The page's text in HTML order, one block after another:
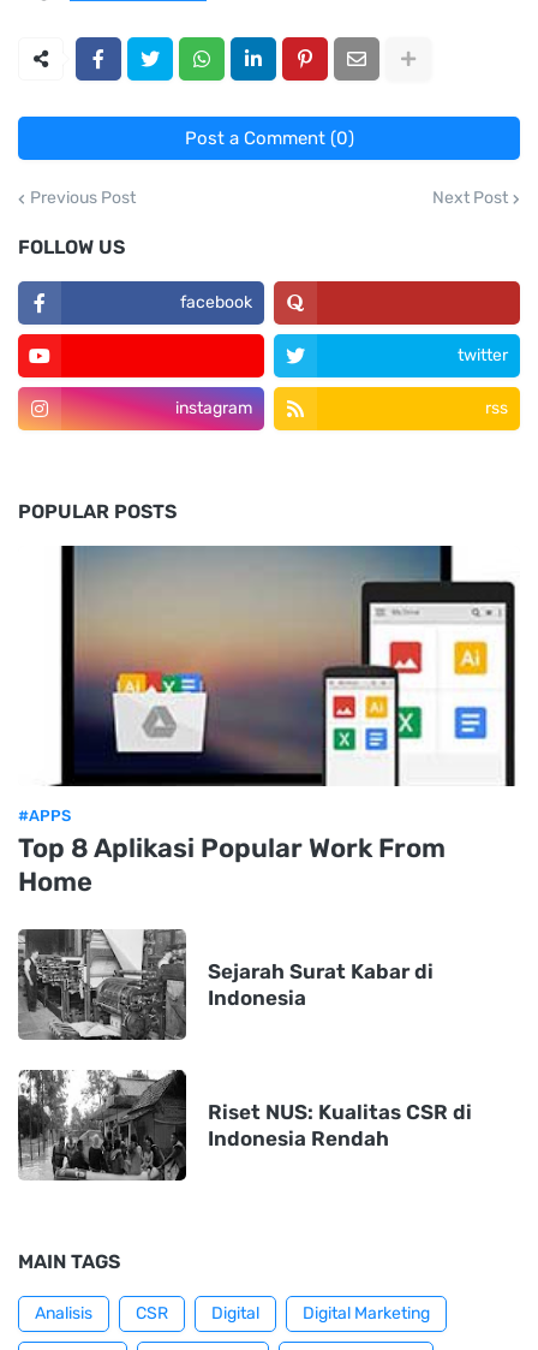
Post a Comment (0)
Previous Post Next Post
FOLLOW US
facebook
twitter
instagram rss
POPULAR POSTS
#APPS
Top 8 Aplikasi Popular Work From
Home
Sejarah Surat Kabar di
Indonesia
Riset NUS: Kualitas CSR di
Indonesia Rendah
MAIN TAGS
Analisis CSR Digital Digital Marketing